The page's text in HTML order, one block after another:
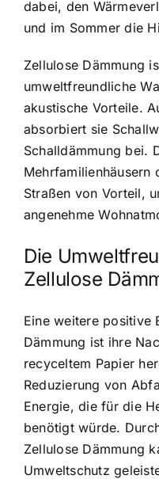
dabei, den
und im Sommer die
Zellulose Dämmung
umweltfreundliche
akustische Vorteile.
absorbiert sie
Schalldämmung bei.
Mehrfamilienhäusern
Straßen von Vorteil,
angenehme
Die
Zellulose
Eine weitere positive
Dämmung ist ihre
recyceltem Papier
Reduzierung von
Energie, die für die
benötigt würde.
Zellulose Dämmung
Umweltschutz